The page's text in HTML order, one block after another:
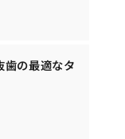
の最適なタ